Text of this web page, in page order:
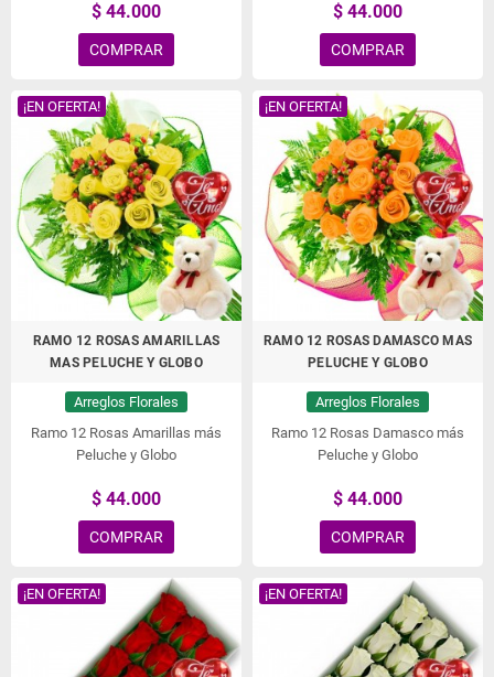
$ 44.000
COMPRAR
$ 44.000
COMPRAR
¡EN OFERTA!
RAMO 12 ROSAS AMARILLAS
MAS PELUCHE Y GLOBO
Arreglos Florales
Ramo 12 Rosas Amarillas más
Peluche y Globo
$ 44.000
COMPRAR
¡EN OFERTA!
RAMO 12 ROSAS DAMASCO MAS
PELUCHE Y GLOBO
Arreglos Florales
Ramo 12 Rosas Damasco más
Peluche y Globo
$ 44.000
COMPRAR
¡EN OFERTA! ¡EN OFERTA!